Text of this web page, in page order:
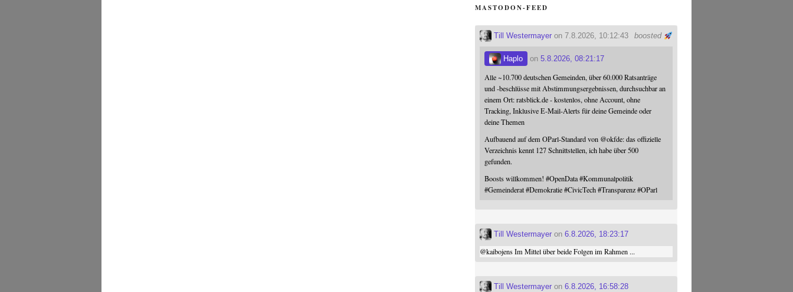
MASTODON-FEED
boosted
Till Westermayer on 7.8.2026, 10:12:43
Haplo on5.8.2026, 08:21:17
Alle ~10.700 deutschen Gemeinden, über 60.000 Ratsanträge
und -beschlüsse mit Abstimmungsergebnissen, durchsuchbar an
einem Ort: ratsblick.de - kostenlos, ohne Account, ohne
Tracking, Inklusive E-Mail-Alerts für deine Gemeinde oder
deine Themen
Aufbauend auf dem OParl-Standard von @okfde: das offizielle
Verzeichnis kennt 127 Schnittstellen, ich habe über 500
gefunden.
Boosts willkommen!#OpenData #Kommunalpolitik
#Gemeinderat #Demokratie #CivicTech #Transparenz #OParl
Till Westermayer on6.8.2026, 18:23:17
@kaibojensIm Mittel über beide Folgen im Rahmen ...
Till Westermayer on6.8.2026, 16:58:28